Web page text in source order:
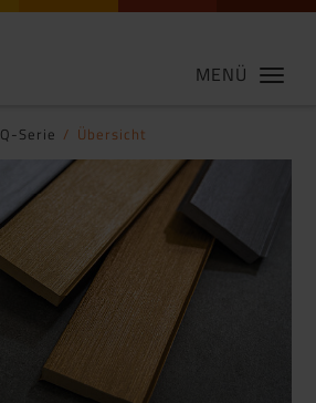
MENÜ
Q-Serie Übersicht